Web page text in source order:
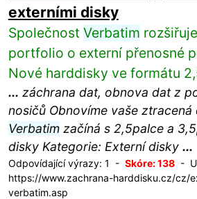
externími disky
Společnost Verbatim
portfolio o externí přenosné
Nové harddisky ve formátu
... záchrana dat, obnova dat z
nosičů Obnovíme vaše ztracená
Verbatimzačíná s 2,5palce a
disky Kategorie: Externí disky ...
Odpovídající výrazy: 1 - Skóre: 138-
https://www.zachrana-harddisku.cz/cz/
verbatim.asp